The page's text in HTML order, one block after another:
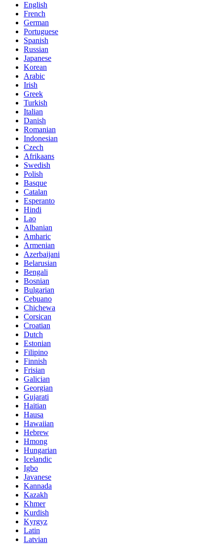
English
French
German
Portuguese
Spanish
Russian
Japanese
Korean
Arabic
Irish
Greek
Turkish
Italian
Danish
Romanian
Indonesian
Czech
Afrikaans
Swedish
Polish
Basque
Catalan
Esperanto
Hindi
Lao
Albanian
Amharic
Armenian
Azerbaijani
Belarusian
Bengali
Bosnian
Bulgarian
Cebuano
Chichewa
Corsican
Croatian
Dutch
Estonian
Filipino
Finnish
Frisian
Galician
Georgian
Gujarati
Haitian
Hausa
Hawaiian
Hebrew
Hmong
Hungarian
Icelandic
Igbo
Javanese
Kannada
Kazakh
Khmer
Kurdish
Kyrgyz
Latin
Latvian